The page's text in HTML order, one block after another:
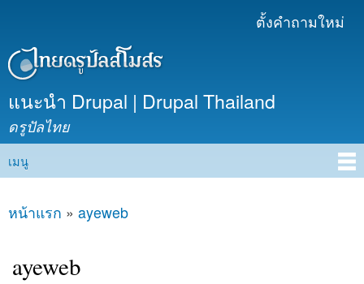
เนื้อหา
ตั้งคำถามใหม่
แนะนำ Drupal | Drupal Thailand
ดรูปัลไทย
Main menu
เมนู
คุณอยู่ที่นี่
หน้าแรก » ayeweb
ayeweb